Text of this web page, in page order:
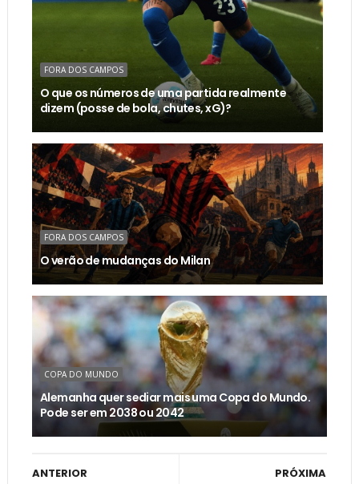
FORA DOS CAMPOS
O que os números de uma partida realmente
dizem (posse de bola, chutes, xG)?
FORA DOS CAMPOS
O verão de mudanças do Milan
COPA DO MUNDO
Alemanha quer sediar mais uma Copa do Mundo.
Pode ser em 2038 ou 2042
PRÓXIMA
ANTERIOR